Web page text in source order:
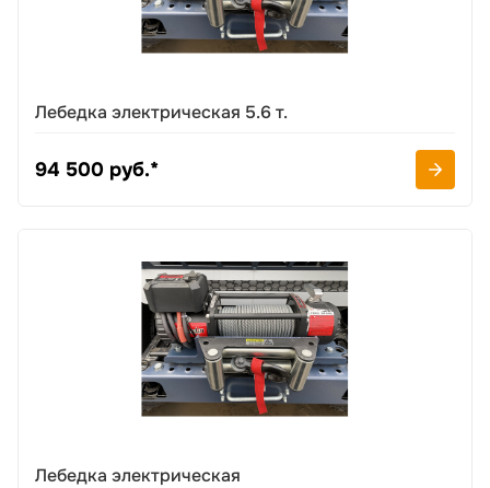
Лебедка электрическая 5.6 т.
94 500 руб.*
Лебедка электрическая